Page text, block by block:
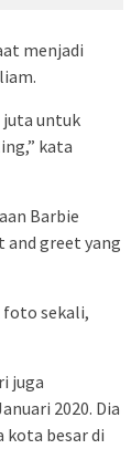
menjadi
juta untuk
kata
Barbie
and greet yang
foto sekali,
juga
2020. Dia
besar di